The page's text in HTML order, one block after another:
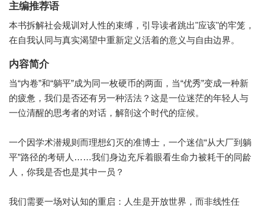
主编推荐语
本书拆解社会规训对人性的束缚，引导读者跳出"应该"的牢笼，
在自我认同与真实渴望中重新定义活着的意义与自由边界。
内容简介
当“内卷”和“躺平”成为同一枚硬币的两面，当“优秀”变成一种新
的疲惫，我们是否还有另一种活法？这是一位迷茫的年轻人与
一位清醒的思考者的对话，解剖这个时代的症候。
一个因学术潜规则而理想幻灭的准博士，一个迷信“从大厂到躺
平”路径的考研人……我们身边充斥着眼看生命力被耗干的同龄
人，你我是否也是其中一员？
我们需要一场对认知的重启：人生是开放世界，而非线性任